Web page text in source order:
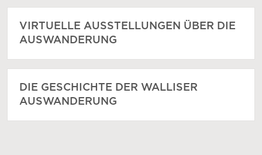
VIRTUELLE AUSSTELLUNGEN ÜBER DIE
AUSWANDERUNG
DIE GESCHICHTE DER WALLISER
AUSWANDERUNG